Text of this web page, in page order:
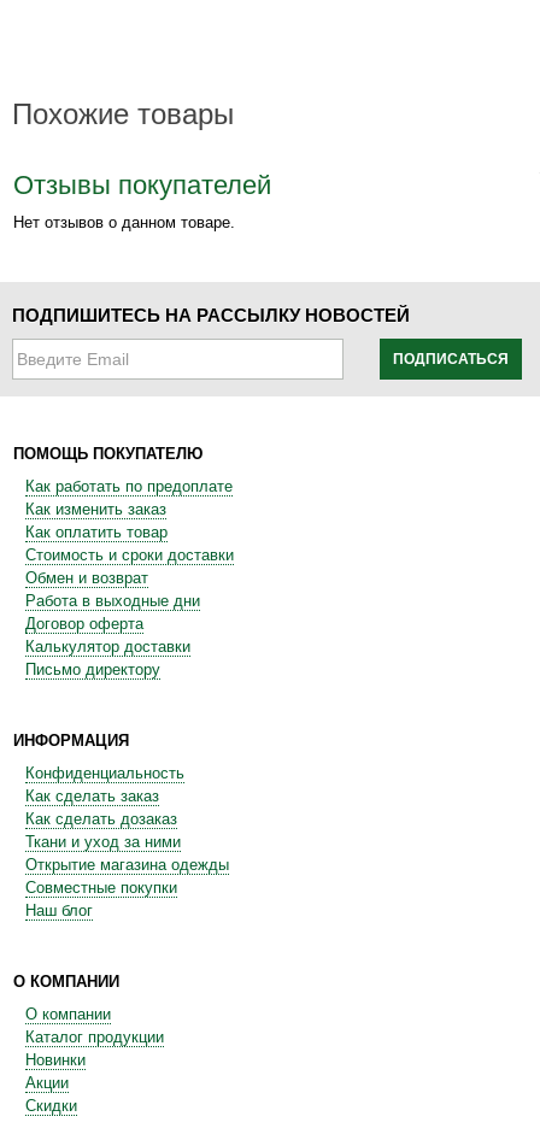
Похожие товары
Отзывы покупателей
Нет отзывов о данном товаре.
ПОДПИШИТЕСЬ НА РАССЫЛКУ НОВОСТЕЙ
ПОДПИСАТЬСЯ
ПОМОЩЬ ПОКУПАТЕЛЮ
Как работать по предоплате
Как изменить заказ
Как оплатить товар
Стоимость и сроки доставки
Обмен и возврат
Работа в выходные дни
Договор оферта
Калькулятор доставки
Письмо директору
ИНФОРМАЦИЯ
Конфиденциальность
Как сделать заказ
Как сделать дозаказ
Ткани и уход за ними
Открытие магазина одежды
Совместные покупки
Наш блог
О КОМПАНИИ
О компании
Каталог продукции
Новинки
Акции
Скидки